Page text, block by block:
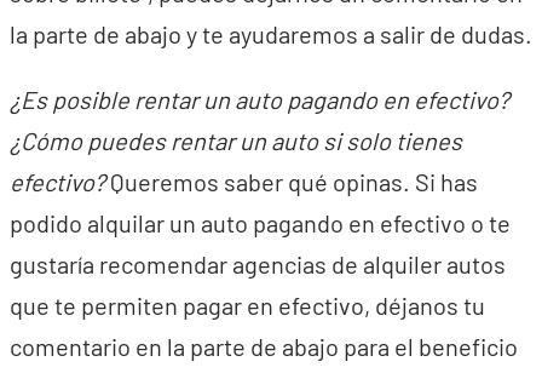
la parte de abajo y te ayudaremos a salir de dudas.
¿Es posible rentar un auto pagando en efectivo?
¿Cómo puedes rentar un auto si solo tienes
efectivo?Queremos saber qué opinas. Si has
podido alquilar un auto pagando en efectivo o te
gustaría recomendar agencias de alquiler autos
que te permiten pagar en efectivo, déjanos tu
comentario en la parte de abajo para el beneficio